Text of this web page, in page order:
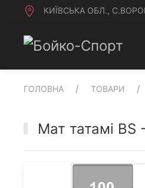
КИЇВСЬКА ОБЛ.,
ГОЛОВНА ТОВАРИ
Мат татамі BS